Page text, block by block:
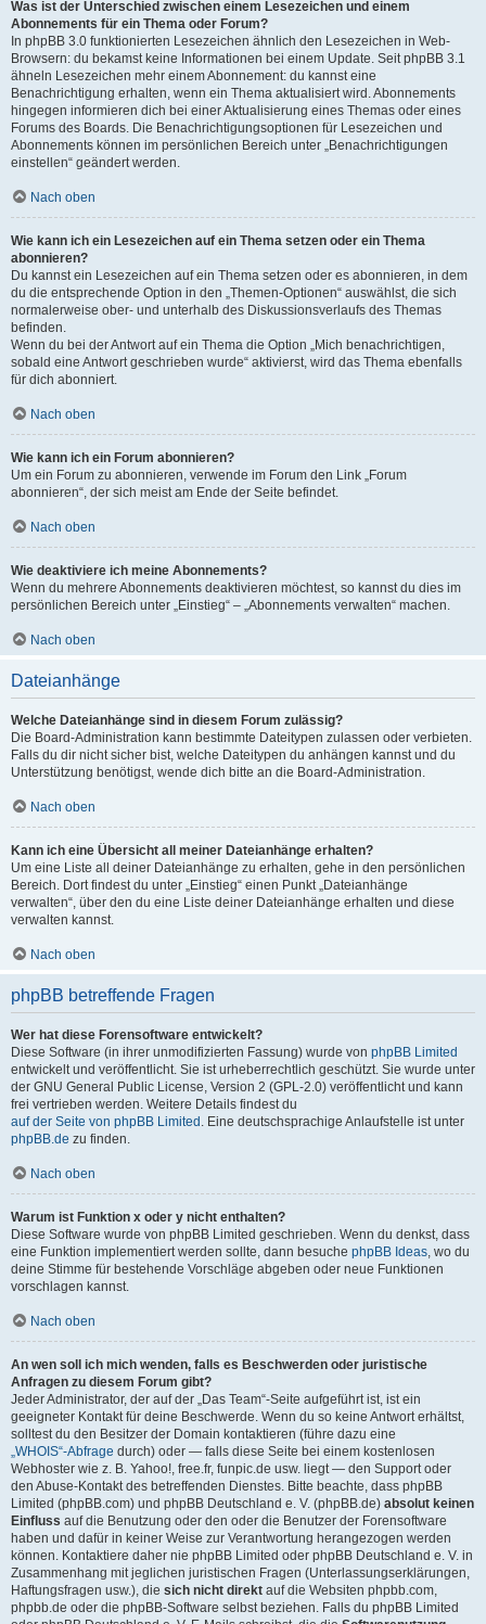
Was ist der Unterschied zwischen einem Lesezeichen und einem
Abonnements für ein Thema oder Forum?
In phpBB 3.0 funktionierten Lesezeichen ähnlich den Lesezeichen in Web-
Browsern: du bekamst keine Informationen bei einem Update. Seit phpBB 3.1
ähneln Lesezeichen mehr einem Abonnement: du kannst eine
Benachrichtigung erhalten, wenn ein Thema aktualisiert wird. Abonnements
hingegen informieren dich bei einer Aktualisierung eines Themas oder eines
Forums des Boards. Die Benachrichtigungsoptionen für Lesezeichen und
Abonnements können im persönlichen Bereich unter „Benachrichtigungen
einstellen“ geändert werden.
Nach oben
Wie kann ich ein Lesezeichen auf ein Thema setzen oder ein Thema
abonnieren?
Du kannst ein Lesezeichen auf ein Thema setzen oder es abonnieren, in dem
du die entsprechende Option in den „Themen-Optionen“ auswählst, die sich
normalerweise ober- und unterhalb des Diskussionsverlaufs des Themas
befinden.
Wenn du bei der Antwort auf ein Thema die Option „Mich benachrichtigen,
sobald eine Antwort geschrieben wurde“ aktivierst, wird das Thema ebenfalls
für dich abonniert.
Nach oben
Wie kann ich ein Forum abonnieren?
Um ein Forum zu abonnieren, verwende im Forum den Link „Forum
abonnieren“, der sich meist am Ende der Seite befindet.
Nach oben
Wie deaktiviere ich meine Abonnements?
Wenn du mehrere Abonnements deaktivieren möchtest, so kannst du dies im
persönlichen Bereich unter „Einstieg“ – „Abonnements verwalten“ machen.
Nach oben
Dateianhänge
Welche Dateianhänge sind in diesem Forum zulässig?
Die Board-Administration kann bestimmte Dateitypen zulassen oder verbieten.
Falls du dir nicht sicher bist, welche Dateitypen du anhängen kannst und du
Unterstützung benötigst, wende dich bitte an die Board-Administration.
Nach oben
Kann ich eine Übersicht all meiner Dateianhänge erhalten?
Um eine Liste all deiner Dateianhänge zu erhalten, gehe in den persönlichen
Bereich. Dort findest du unter „Einstieg“ einen Punkt „Dateianhänge
verwalten“, über den du eine Liste deiner Dateianhänge erhalten und diese
verwalten kannst.
Nach oben
phpBB betreffende Fragen
Wer hat diese Forensoftware entwickelt?
Diese Software (in ihrer unmodifizierten Fassung) wurde von phpBB Limited
entwickelt und veröffentlicht. Sie ist urheberrechtlich geschützt. Sie wurde unter
der GNU General Public License, Version 2 (GPL-2.0) veröffentlicht und kann
frei vertrieben werden. Weitere Details findest du
auf der Seite von phpBB Limited . Eine deutschsprachige Anlaufstelle ist unter
phpBB.de zu finden.
Nach oben
Warum ist Funktion x oder y nicht enthalten?
Diese Software wurde von phpBB Limited geschrieben. Wenn du denkst, dass
eine Funktion implementiert werden sollte, dann besuche phpBB Ideas, wo du
deine Stimme für bestehende Vorschläge abgeben oder neue Funktionen
vorschlagen kannst.
Nach oben
An wen soll ich mich wenden, falls es Beschwerden oder juristische
Anfragen zu diesem Forum gibt?
Jeder Administrator, der auf der „Das Team“-Seite aufgeführt ist, ist ein
geeigneter Kontakt für deine Beschwerde. Wenn du so keine Antwort erhältst,
solltest du den Besitzer der Domain kontaktieren (führe dazu eine
„WHOIS“-Abfrage durch) oder — falls diese Seite bei einem kostenlosen
Webhoster wie z. B. Yahoo!, free.fr, funpic.de usw. liegt — den Support oder
den Abuse-Kontakt des betreffenden Dienstes. Bitte beachte, dass phpBB
Limited (phpBB.com) und phpBB Deutschland e. V. (phpBB.de) absolut keinen
Einfluss auf die Benutzung oder den oder die Benutzer der Forensoftware
haben und dafür in keiner Weise zur Verantwortung herangezogen werden
können. Kontaktiere daher nie phpBB Limited oder phpBB Deutschland e. V. in
Zusammenhang mit jeglichen juristischen Fragen (Unterlassungserklärungen,
Haftungsfragen usw.), die sich nicht direkt auf die Websiten phpbb.com,
phpbb.de oder die phpBB-Software selbst beziehen. Falls du phpBB Limited